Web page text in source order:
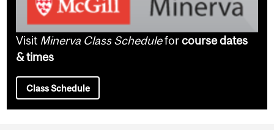
Visit Minerva Class Scheduleforcourse dates
& times
Class Schedule